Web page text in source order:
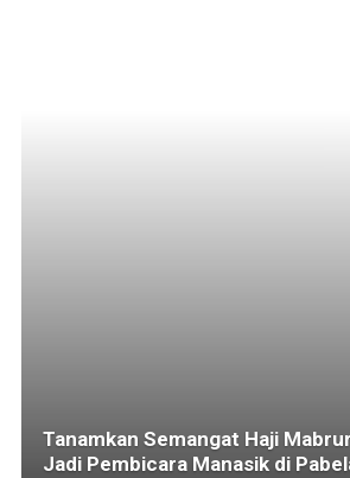
Tanamkan Semangat Haji
Jadi Pembicara Manasik di